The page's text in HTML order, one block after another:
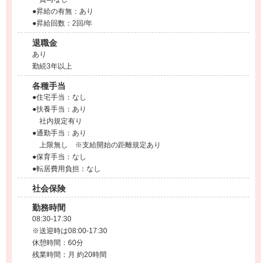
●昇給の有無：あり
●昇給回数：2回/年
退職金
あり
勤続3年以上
各種手当
●住宅手当：なし
●扶養手当：あり
社内規定有り
●通勤手当：あり
上限無し ※支給開始の距離規定あり
●保育手当：なし
●転居費用負担：なし
社会保険
勤務時間
08:30-17:30
※送迎時は08:00-17:30
休憩時間：60分
残業時間：月 約20時間